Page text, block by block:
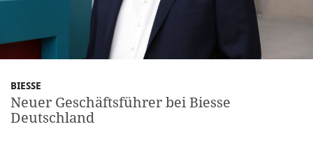
BIESSE
Neuer Geschäftsführer bei Biesse
Deutschland